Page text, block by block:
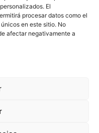
El
procesar datos como el
en este sitio. No
afectar negativamente a